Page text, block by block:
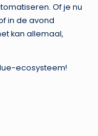
Of je nu
in de avond
kan allemaal,
ecosysteem!